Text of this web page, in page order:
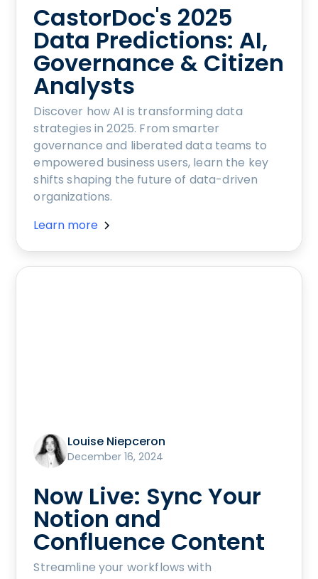
CastorDoc's 2025
Data Predictions: AI,
Governance & Citizen
Analysts
Discover how AI is transforming data
strategies in 2025. From smarter
governance and liberated data teams to
empowered business users, learn the key
shifts shaping the future of data-driven
organizations.
Learn more
Louise Niepceron
December 16, 2024
Now Live: Sync Your
Notion and
Confluence Content
Streamline your workflows with